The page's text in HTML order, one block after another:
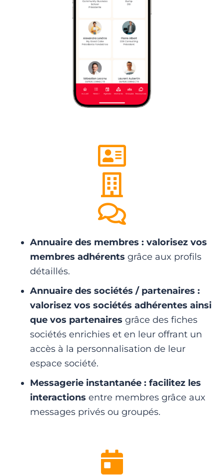
Annuaire des membres : valorisez vos
membres adhérents grâce aux profils
détaillés.
Annuaire des sociétés / partenaires :
valorisez vos sociétés adhérentes ainsi
que vos partenaires grâce des fiches
sociétés enrichies et en leur offrant un
accès à la personnalisation de leur
espace société.
Messagerie instantanée : facilitez les
interactions entre membres grâce aux
messages privés ou groupés.